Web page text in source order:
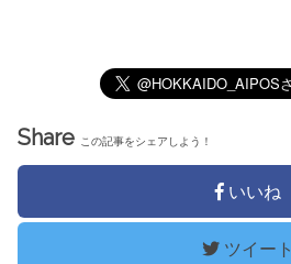
Share この記事をシェアしよう！
いいね
ツイート